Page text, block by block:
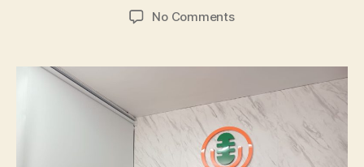
date
No Commentson
Silaturahmi
Fikom
Unissula,
Pelajari
RPL